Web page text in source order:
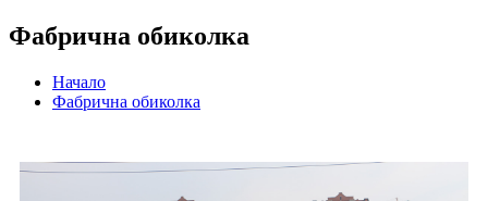
Фабрична обиколка
Начало
Фабрична обиколка